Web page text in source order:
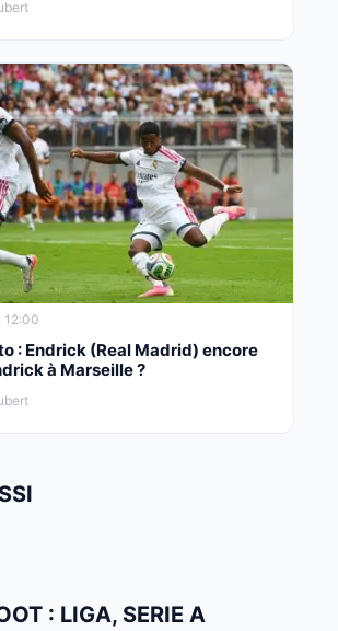
12:00
: Endrick (Real Madrid) encore
à Marseille ?
: LIGA, SERIE A